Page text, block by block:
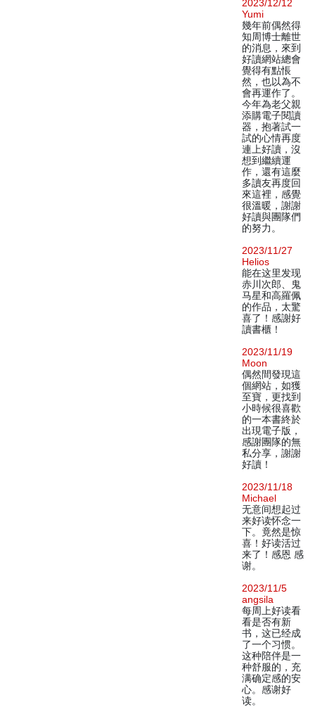
2023/12/12
Yumi
幾年前偶然得
知周博士離世
的消息，來到
好讀網站總會
覺得有點悵
然，也以為不
會再運作了。
今年為老父親
添購電子閱讀
器，抱著試一
試的心情再度
連上好讀，沒
想到繼續運
作，還有這麼
多讀友再度回
來這裡，感覺
很溫暖，謝謝
好讀與團隊們
的努力。
2023/11/27
Helios
能在这里发现
赤川次郎、鬼
马星和高羅佩
的作品，太驚
喜了！感謝好
讀書櫃！
2023/11/19
Moon
偶然間發現這
個網站，如獲
至寶，更找到
小時候很喜歡
的一本書終於
出現電子版，
感謝團隊的無
私分享，謝謝
好讀！
2023/11/18
Michael
无意间想起过
来好读怀念一
下。竟然是惊
喜！好读活过
来了！感恩 感
谢。
2023/11/5
angsila
每周上好读看
看是否有新
书，这已经成
了一个习惯。
这种陪伴是一
种舒服的，充
满确定感的安
心。感谢好
读。